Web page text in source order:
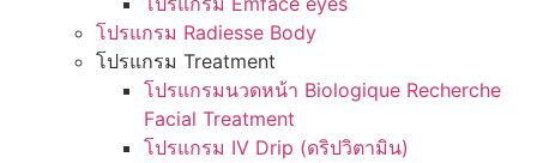
โปรแกรม Radiesse Body
โปรแกรม Treatment
โปรแกรมนวดหน้า Biologique Recherche
Facial Treatment
โปรแกรม IV Drip (ดริปวิตามิน)